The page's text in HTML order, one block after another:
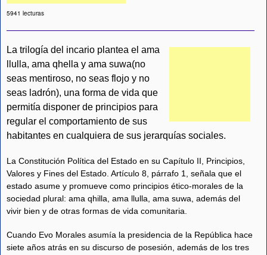
5941 lecturas
La trilogía del incario plantea el ama
llulla, ama qhella y ama suwa(no
seas mentiroso, no seas flojo y no
seas ladrón), una forma de vida que
permitía disponer de principios para
regular el comportamiento de sus
habitantes en cualquiera de sus jerarquías sociales.
La Constitución Política del Estado en su Capítulo II, Principios,
Valores y Fines del Estado. Artículo 8, párrafo 1, señala que el
estado asume y promueve como principios ético-morales de la
sociedad plural: ama qhilla, ama llulla, ama suwa, además del
vivir bien y de otras formas de vida comunitaria.
Cuando Evo Morales asumía la presidencia de la República hace
siete años atrás en su discurso de posesión, además de los tres